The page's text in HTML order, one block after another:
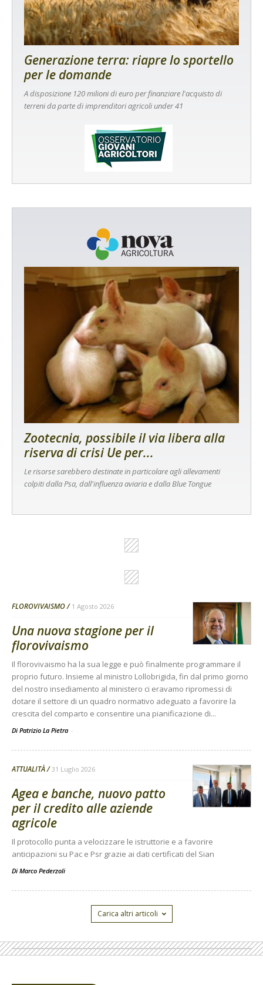
Generazione terra: riapre lo sportello
per le domande
A disposizione 120 milioni di euro per finanziare l'acquisto di
terreni da parte di imprenditori agricoli under 41
Zootecnia, possibile il via libera alla
riserva di crisi Ue per...
Le risorse sarebbero destinate in particolare agli allevamenti
colpiti dalla Psa, dall'influenza aviaria e dalla Blue Tongue
FLOROVIVAISMO 1 Agosto 2026
Una nuova stagione per il
florovivaismo
Il florovivaismo ha la sua legge e può finalmente programmare il
proprio futuro. Insieme al ministro Lollobrigida, fin dal primo giorno
del nostro insediamento al ministero ci eravamo ripromessi di
dotare il settore di un quadro normativo adeguato a favorire la
crescita del comparto e consentire una pianificazione di...
Di Patrizio La Pietra -
ATTUALITÀ 31 Luglio 2026
Agea e banche, nuovo patto
per il credito alle aziende
agricole
Il protocollo punta a velocizzare le istruttorie e a favorire
anticipazioni su Pac e Psr grazie ai dati certificati del Sian
Di Marco Pederzoli
Carica altri articoli